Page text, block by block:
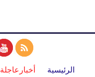
الرئيسية أخبارعاجلة